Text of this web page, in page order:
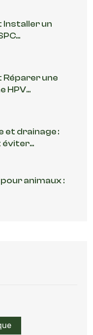
Installer un
une
HPV...
et drainage :
animaux :